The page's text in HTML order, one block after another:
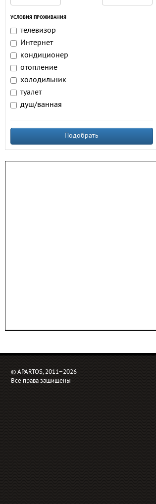
УСЛОВИЯ ПРОЖИВАНИЯ
телевизор
Интернет
кондиционер
отопление
холодильник
туалет
душ/ванная
Подобрать
© APARTOS, 2011−2026
Все права защищены